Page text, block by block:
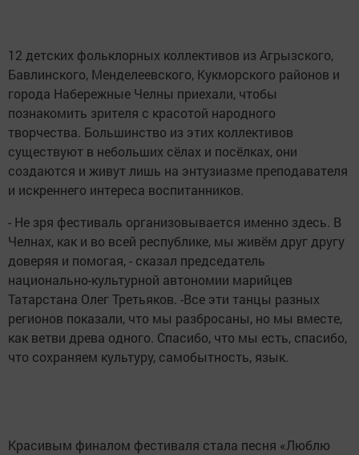
12 детских фольклорных коллективов из Агрызского,
Бавлинского, Менделеевского, Кукморского районов и
города Набережные Челны приехали, чтобы
познакомить зрителя с красотой народного
творчества. Большинство из этих коллективов
существуют в небольших сёлах и посёлках, они
создаются и живут лишь на энтузиазме преподавателя
и искреннего интереса воспитанников.
- Не зря фестиваль организовывается именно здесь. В
Челнах, как и во всей республике, мы живём друг другу
доверяя и помогая, - сказал председатель
национально-культурной автономии марийцев
Татарстана Олег Третьяков. -Все эти танцы разных
регионов показали, что мы разбросаны, но мы вместе,
как ветви древа одного. Спасибо, что мы есть, спасибо,
что сохраняем культуру, самобытность, язык.
Красивым финалом фестиваля стала песня «Люблю